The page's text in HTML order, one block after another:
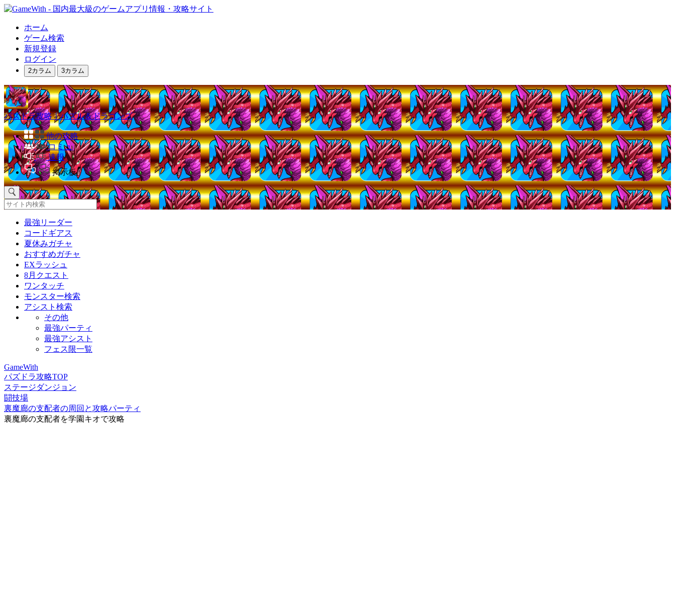
ホーム
ゲーム検索
新規登録
ログイン
2カラム 3カラム
パズドラ攻略｜パズル＆ドラゴンズ
他の攻略
コミュ
速報
掲示板
最強リーダー
コードギアス
夏休みガチャ
おすすめガチャ
EXラッシュ
8月クエスト
ワンタッチ
モンスター検索
アシスト検索
その他
最強パーティ
最強アシスト
フェス限一覧
GameWith
パズドラ攻略TOP
ステージダンジョン
闘技場
裏魔廊の支配者の周回と攻略パーティ
裏魔廊の支配者を学園キオで攻略